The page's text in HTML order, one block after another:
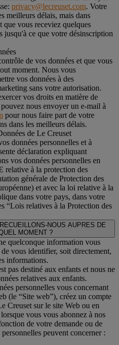
privacy@lecreuset.com. Votre
meilleurs délais, mais dans
que vous receviez quelques
jusqu'à ce que votre désinscription
de vos données et que vous
moment. Nous vous
vos données à des
sans votre autorisation.
vos droits en matière de
nous envoyer un e-mail à
pour nous faire part de votre
dans les meilleurs délais.
de Le Creuset
données personnelles et à
déclaration expliquant
vos données personnelles en
relative à la protection des
générale de Protection des
et avec la loi relative à la
dans votre pays, dans votre
“Lois relatives à la Protection des
NOUS AUPRES DE
MOMENT ?
quelconque information vous
vous identifier, soit directement,
informations.
pas destiné aux enfants et nous ne
relatives aux enfants.
personnelles vous concernant
(le “Site web”), créez un compte
Creuset sur le site Web ou en
vous vous abonnez à nos
de votre demande ou de
peuvent concerner :